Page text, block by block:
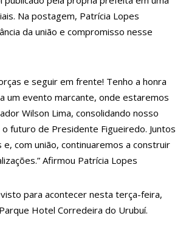
por ser conhecido como o gay do JN”,
diz Matheus Ribeiro
paz fracassa no Sudão e rivais voltam a se
confessa que m4tou companheira em
e diz que vítima era “ciumenta”
Lana Del Rey será investigado por crime de
após xingar Brasil
Luan Santana terminou após cantor se
da ex, Jade Magalhães
de Manaus abre inscrições gratuitas para
sobre marketing digital
Na postagem, Patrícia Lopes
da união e compromisso nesse
e seguir em frente! Tenho a honra
um evento marcante, onde estaremos
Wilson Lima, consolidando nosso
futuro de Presidente Figueiredo. Juntos
com união, continuaremos a construir
Afirmou Patrícia Lopes
para acontecer nesta terça-feira,
Hotel Corredeira do Urubuí.